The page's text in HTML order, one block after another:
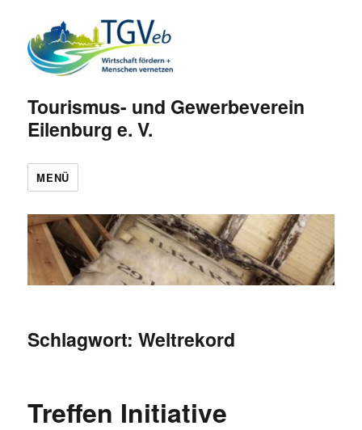
Tourismus- und Gewerbeverein
Eilenburg e. V.
MENÜ
Schlagwort:Weltrekord
Treffen Initiative